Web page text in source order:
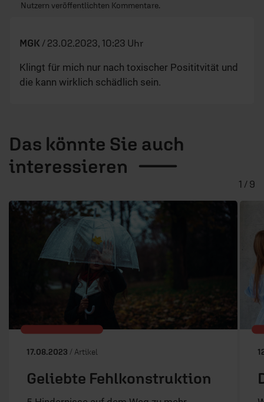
Nutzern veröffentlichten Kommentare.
MGK / 23.02.2023, 10:23 Uhr
Klingt für mich nur nach toxischer Posititvität und
die kann wirklich schädlich sein.
Das könnte Sie auch
interessieren
17.08.2023 / Artikel
Geliebte Fehlkonstruktion
1 / 9